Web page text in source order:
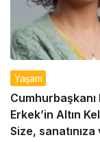
Yaşam
Cumhurbaşkanı
Erkek’in Altın
Size, sanatınıza